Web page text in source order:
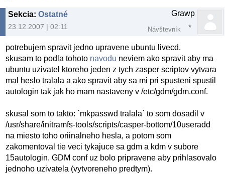
Sekcia: Ostatné
23.12.2007 | 02:11
Grawp
Návštevník
potrebujem spravit jedno upravene ubuntu livecd.
skusam to podla tohoto navodu neviem ako spravit aby ma
ubuntu uzivatel ktoreho jeden z tych zasper scriptov vytvara
mal heslo tralala a ako spravit aby sa mi pri spusteni spustil
autologin tak jak ho mam nastaveny v /etc/gdm/gdm.conf.
skusal som to takto: `mkpasswd tralala` to som dosadil v
/usr/share/initramfs-tools/scripts/casper-bottom/10useradd
na miesto toho oriinalneho hesla, a potom som
zakomentoval tie veci tykajuce sa gdm a kdm v subore
15autologin. GDM conf uz bolo pripravene aby prihlasovalo
jednoho uzivatela (vytvoreneho predtym).